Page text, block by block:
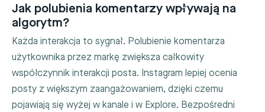
Jak polubienia komentarzy wpływają na
algorytm?
Każda interakcja to sygnał. Polubienie komentarza
użytkownika przez markę zwiększa całkowity
współczynnik interakcji posta. Instagram lepiej ocenia
posty z większym zaangażowaniem, dzięki czemu
pojawiają się wyżej w kanale i w Explore. Bezpośredni